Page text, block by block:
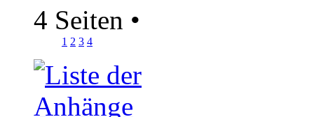
4 Seiten •
1 2 3 4